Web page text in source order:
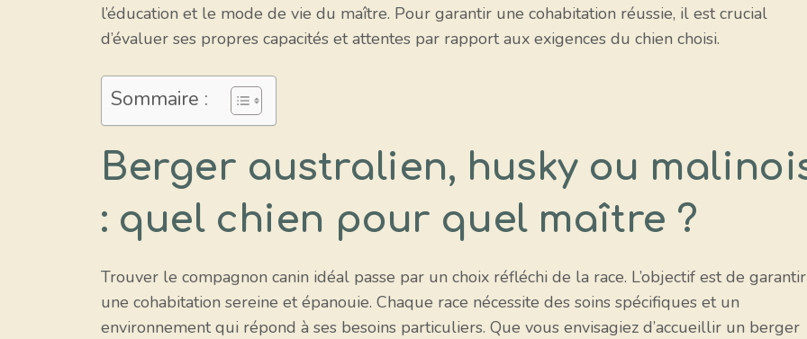
l’éducation et le mode de vie du maître. Pour garantir une cohabitation réussie, il est crucial
d’évaluer ses propres capacités et attentes par rapport aux exigences du chien choisi.
Sommaire :
Berger australien, husky ou
: quel chien pour quel maître ?
Trouver le compagnon canin idéal passe par un choix réfléchi de la race. L’objectif est de garantir
une cohabitation sereine et épanouie. Chaque race nécessite des soins spécifiques et un
environnement qui répond à ses besoins particuliers. Que vous envisagiez d’accueillir un berger